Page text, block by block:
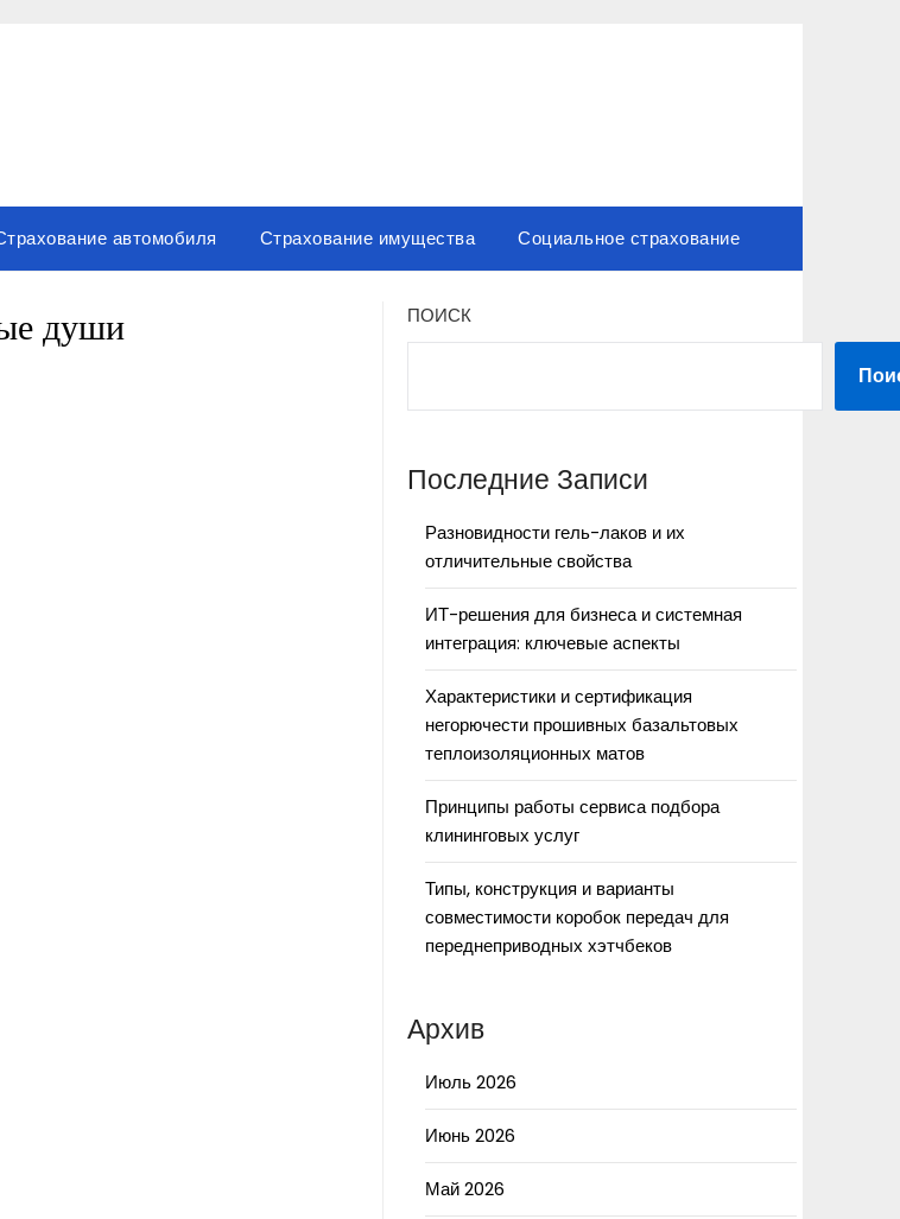
автомобиля Страхование имущества Социальное страхование
души ПОИСК
Последние Записи
Разновидности гель-лаков и их
отличительные свойства
ИТ-решения для бизнеса и системная
интеграция: ключевые аспекты
Характеристики и сертификация
негорючести прошивных базальтовых
теплоизоляционных матов
Принципы работы сервиса подбора
клининговых услуг
Типы, конструкция и варианты
совместимости коробок передач для
переднеприводных хэтчбеков
Архив
Июль 2026
Июнь 2026
Май 2026